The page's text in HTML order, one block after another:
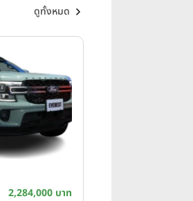
ดูทั้งหมด
2,284,000 บาท